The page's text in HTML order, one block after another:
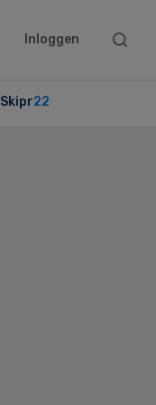
Inloggen
Search
Skipr22